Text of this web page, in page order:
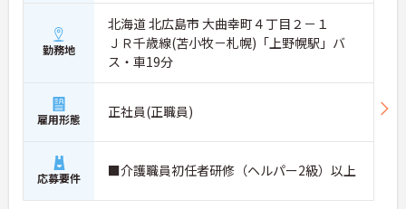
勤務地
北海道 北広島市 大曲幸町４丁目２－１
ＪＲ千歳線(苫小牧－札幌)「上野幌駅」バ
ス・車19分
雇用形態 正社員(正職員)
応募要件 ■介護職員初任者研修（ヘルパー2級）以上